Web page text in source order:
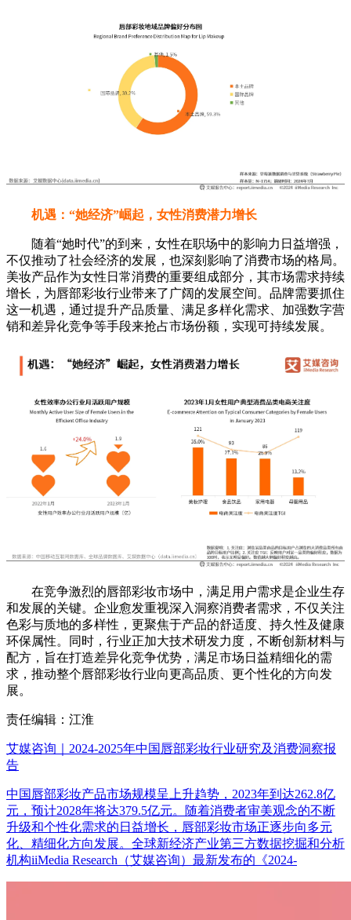
机遇：“她经济”崛起，女性消费潜力增长
随着“她时代”的到来，女性在职场中的影响力日益增强，
不仅推动了社会经济的发展，也深刻影响了消费市场的格局。
美妆产品作为女性日常消费的重要组成部分，其市场需求持续
增长，为唇部彩妆行业带来了广阔的发展空间。品牌需要抓住
这一机遇，通过提升产品质量、满足多样化需求、加强数字营
销和差异化竞争等手段来抢占市场份额，实现可持续发展。
在竞争激烈的唇部彩妆市场中，满足用户需求是企业生存
和发展的关键。企业愈发重视深入洞察消费者需求，不仅关注
色彩与质地的多样性，更聚焦于产品的舒适度、持久性及健康
环保属性。同时，行业正加大技术研发力度，不断创新材料与
配方，旨在打造差异化竞争优势，满足市场日益精细化的需
求，推动整个唇部彩妆行业向更高品质、更个性化的方向发
展。
责任编辑：江淮
艾媒咨询｜2024-2025年中国唇部彩妆行业研究及消费洞察报
告
中国唇部彩妆产品市场规模呈上升趋势，2023年到达262.8亿
元，预计2028年将达379.5亿元。随着消费者审美观念的不断
升级和个性化需求的日益增长，唇部彩妆市场正逐步向多元
化、精细化方向发展。全球新经济产业第三方数据挖掘和分析
机构iiMedia Research（艾媒咨询）最新发布的《2024-